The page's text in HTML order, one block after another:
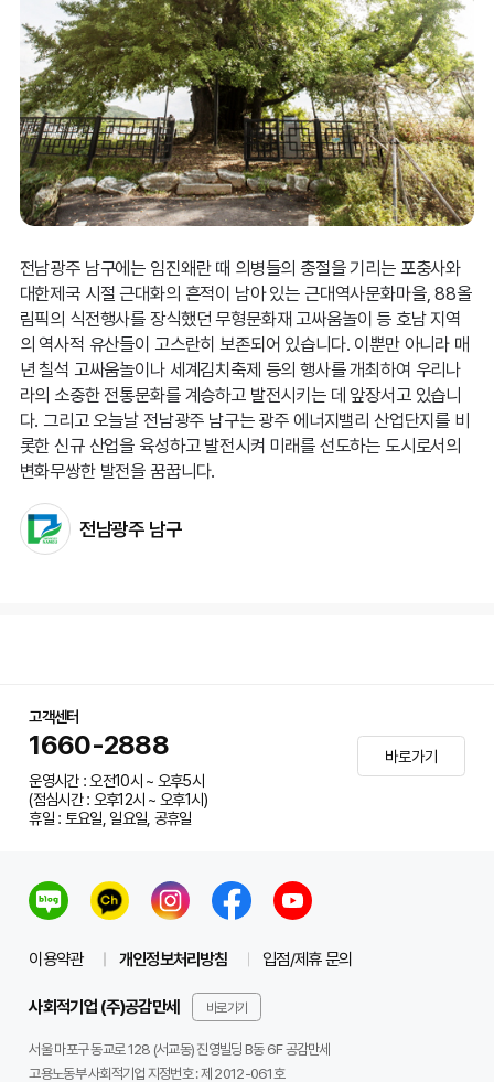
전남광주 남구에는 임진왜란 때 의병들의 충절을 기리는 포충사와
대한제국 시절 근대화의 흔적이 남아 있는 근대역사문화마을, 88올
림픽의 식전행사를 장식했던 무형문화재 고싸움놀이 등 호남 지역
의 역사적 유산들이 고스란히 보존되어 있습니다. 이뿐만 아니라 매
년 칠석 고싸움놀이나 세계김치축제 등의 행사를 개최하여 우리나
라의 소중한 전통문화를 계승하고 발전시키는 데 앞장서고 있습니
다. 그리고 오늘날 전남광주 남구는 광주 에너지밸리 산업단지를 비
롯한 신규 산업을 육성하고 발전시켜 미래를 선도하는 도시로서의
변화무쌍한 발전을 꿈꿉니다.
전남광주 남구
고객센터
1660-2888
운영시간 : 오전10시 ~ 오후5시
(점심시간 : 오후12시 ~ 오후1시)
휴일 : 토요일, 일요일, 공휴일
바로가기
이용약관 개인정보처리방침 입점/제휴 문의
사회적기업 (주)공감만세 바로가기
서울 마포구 동교로 128 (서교동) 진영빌딩 B동 6F 공감만세
고용노동부 사회적기업 지정번호 : 제 2012-061호